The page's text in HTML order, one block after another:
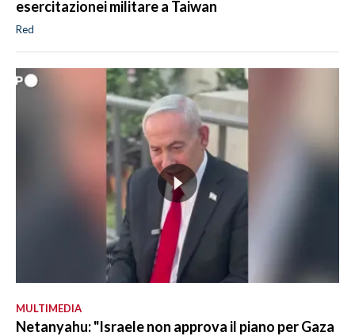
esercitazionei militare a Taiwan
Red
MULTIMEDIA
Netanyahu: "Israele non approva il piano per Gaza